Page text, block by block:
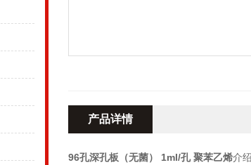
产品详情
96孔深孔板（无菌） 1ml/孔 聚苯乙烯介